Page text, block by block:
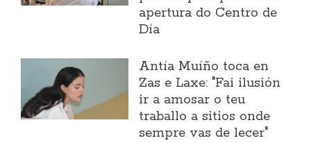
apertura do Centro de
Día
Antía Muíño toca en
Zas e Laxe: "Fai ilusión
ir a amosar o teu
traballo a sitios onde
sempre vas de lecer"